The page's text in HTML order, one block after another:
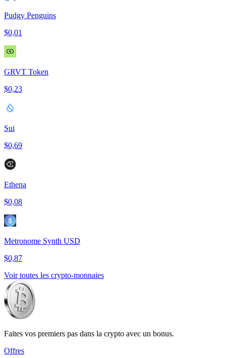
Pudgy Penguins
$0,01
GRVT Token
$0,23
Sui
$0,69
Ethena
$0,08
Metronome Synth USD
$0,87
Voir toutes les crypto-monnaies
Faites vos premiers pas dans la crypto avec un bonus.
Offres